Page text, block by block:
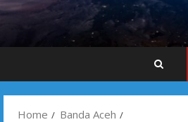
Home
Banda Aceh